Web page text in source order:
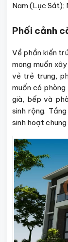
Nam (Lục Sát);
Phối cảnh
Về phần kiến
mong muốn
vẻ trẻ trung,
muốn có
già, bếp và
sinh rộng.
sinh hoạt chung